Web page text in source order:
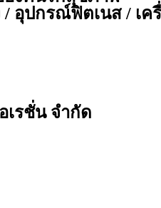
/ อุปกรณ์ฟิตเนส / เ
เรชั่น จำกัด